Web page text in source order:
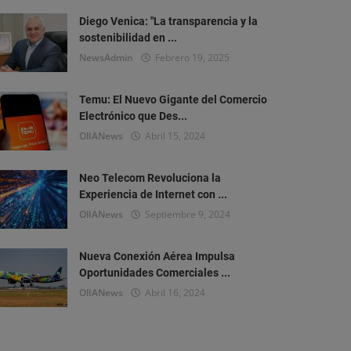
Diego Venica: "La transparencia y la
sostenibilidad en ...
NewsAdmin Febrero 19, 2025
Temu: El Nuevo Gigante del Comercio
Electrónico que Des...
OlIANews Abril 15, 2024
Neo Telecom Revoluciona la
Experiencia de Internet con ...
OlIANews Septiembre 9, 2024
Nueva Conexión Aérea Impulsa
Oportunidades Comerciales ...
OlIANews Abril 16, 2024